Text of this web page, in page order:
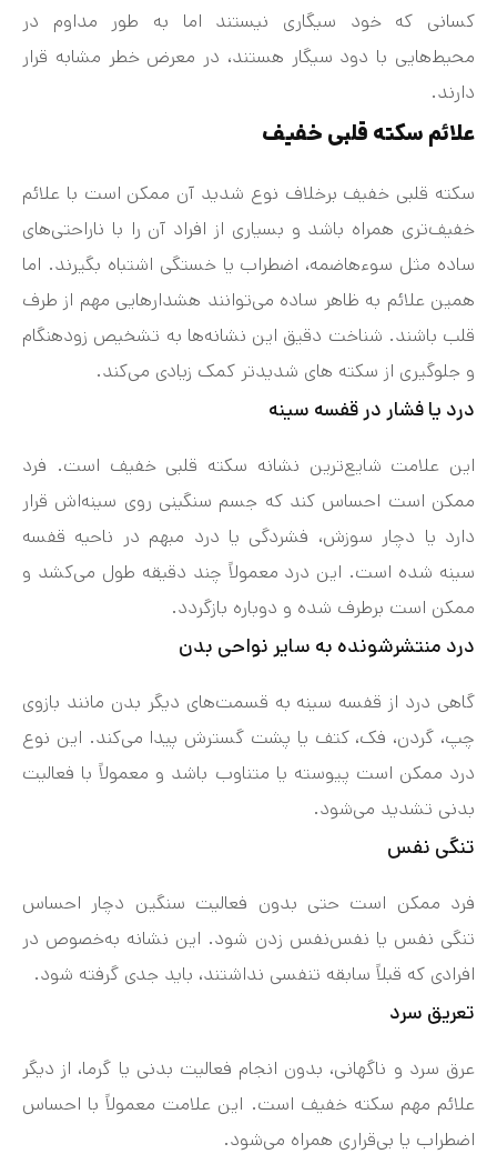
کسانی که خود سیگاری نیستند اما به طور مداوم در
محیط‌هایی با دود سیگار هستند، در معرض خطر مشابه قرار
دارند.
علائم سکته قلبی خفیف
سکته قلبی خفیف برخلاف نوع شدید آن ممکن است با علائم
خفیف‌تری همراه باشد و بسیاری از افراد آن را با ناراحتی‌های
ساده مثل سوءهاضمه، اضطراب یا خستگی اشتباه بگیرند. اما
همین علائم به ظاهر ساده می‌توانند هشدارهایی مهم از طرف
قلب باشند. شناخت دقیق این نشانه‌ها به تشخیص زودهنگام
و جلوگیری از سکته های شدیدتر کمک زیادی می‌کند.
درد یا فشار در قفسه سینه
این علامت شایع‌ترین نشانه سکته قلبی خفیف است. فرد
ممکن است احساس کند که جسم سنگینی روی سینه‌اش قرار
دارد یا دچار سوزش، فشردگی یا درد مبهم در ناحیه قفسه
سینه شده است. این درد معمولاً چند دقیقه طول می‌کشد و
ممکن است برطرف شده و دوباره بازگردد.
درد منتشرشونده به سایر نواحی بدن
گاهی درد از قفسه سینه به قسمت‌های دیگر بدن مانند بازوی
چپ، گردن، فک، کتف یا پشت گسترش پیدا می‌کند. این نوع
درد ممکن است پیوسته یا متناوب باشد و معمولاً با فعالیت
بدنی تشدید می‌شود.
تنگی نفس
فرد ممکن است حتی بدون فعالیت سنگین دچار احساس
تنگی نفس یا نفس‌نفس زدن شود. این نشانه به‌خصوص در
افرادی که قبلاً سابقه تنفسی نداشتند، باید جدی گرفته شود.
تعریق سرد
عرق سرد و ناگهانی، بدون انجام فعالیت بدنی یا گرما، از دیگر
علائم مهم سکته خفیف است. این علامت معمولاً با احساس
اضطراب یا بی‌قراری همراه می‌شود.